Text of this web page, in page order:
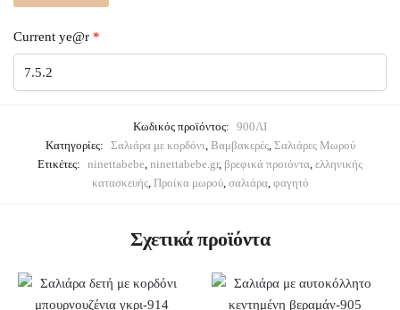
Current ye@r *
Κωδικός προϊόντος: 900ΛΙ
Κατηγορίες: Σαλιάρα με κορδόνι, Βαμβακερές, Σαλιάρες Μωρού
Ετικέτες: ninettabebe, ninettabebe.gr, βρεφικά προιόντα, ελληνικής
κατασκευής, Προίκα μωρού, σαλιάρα, φαγητό
Σχετικά προϊόντα